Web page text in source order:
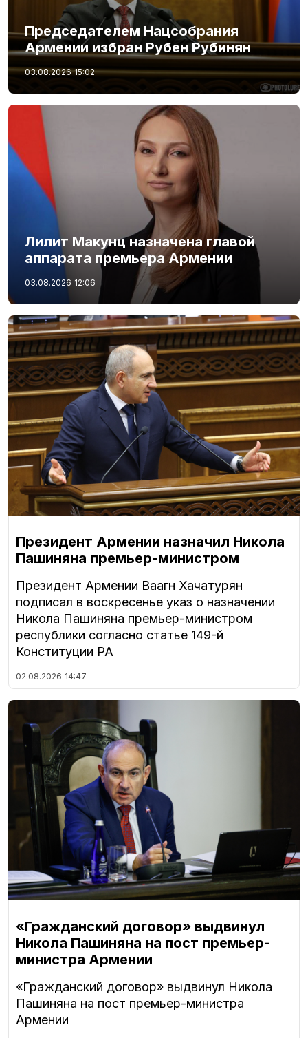
Председателем Нацсобрания
Армении избран Рубен Рубинян
03.08.2026 15:02
Лилит Макунц назначена главой
аппарата премьера Армении
03.08.2026 12:06
Президент Армении назначил Никола
Пашиняна премьер-министром
Президент Армении Ваагн Хачатурян
подписал в воскресенье указ о назначении
Никола Пашиняна премьер-министром
республики согласно статье 149-й
Конституции РА
02.08.2026 14:47
«Гражданский договор» выдвинул
Никола Пашиняна на пост премьер-
министра Армении
«Гражданский договор» выдвинул Никола
Пашиняна на пост премьер-министра
Армении